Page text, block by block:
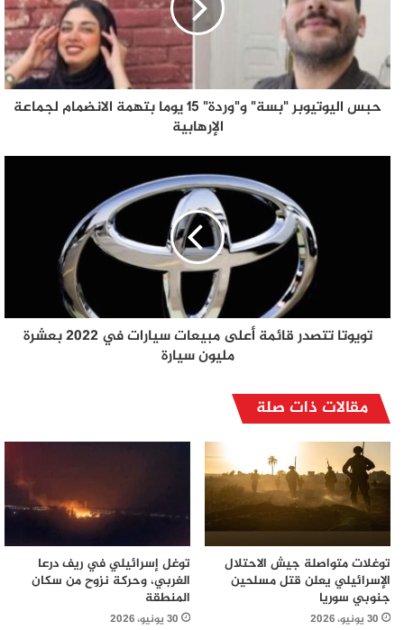
حبس اليوتيوبر "بسة" و"وردة" 15 يوما بتهمة الانضمام لجماعة
الإرهابية
تويوتا تتصدر قائمة أعلى مبيعات سيارات في 2022 بعشرة
مليون سيارة
مقالات ذات صلة
توغلات متواصلة جيش الاحتلال
الإسرائيلي يعلن قتل مسلحين
جنوبي سوريا
30 يونيو، 2026
توغل إسرائيلي في ريف درعا
الغربي، وحركة نزوح من سكان
المنطقة
30 يونيو، 2026